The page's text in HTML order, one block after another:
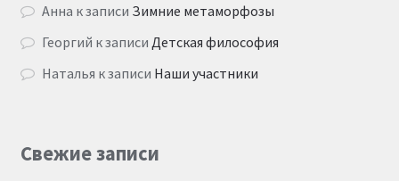
Анна к записи Зимние метаморфозы
Георгий к записи Детская философия
Наталья к записи Наши участники
Свежие записи